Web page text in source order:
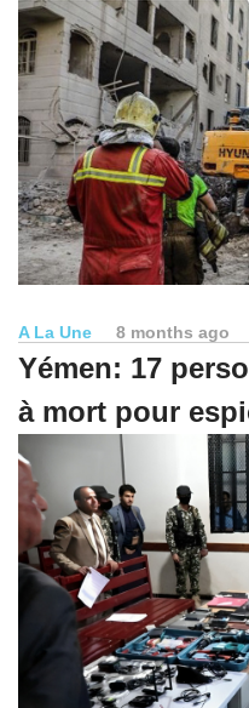
A La Une 8 months ago
Yémen: 17
à mort pour